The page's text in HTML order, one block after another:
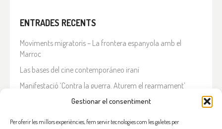
Gestionar el consentiment
Per oferir les millors experiències, fem servir tecnologies com les galetes per
ENTRADES RECENTS
Moviments migratoris – La frontera espanyola amb el
Marroc
Las bases del cine contemporáneo iraní
Manifestació ‘Contra la guerra. Aturem el rearmament’
En solidaritat amb el Líban
Què està passant a l’Iran?